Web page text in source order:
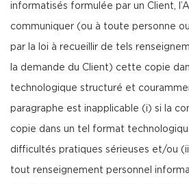
informatisés formulée par un Client,
communiquer (ou à toute personne
par la loi à recueillir de tels
la demande du Client) cette copie
technologique structuré et
paragraphe est inapplicable (i) si la
copie dans un tel format
difficultés pratiques sérieuses et/ou
tout renseignement personnel